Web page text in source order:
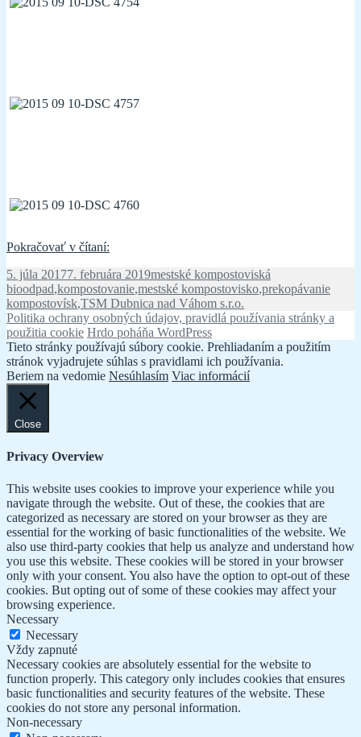
Pokračovať v čítaní:
Publikované
5. júla 20177. februára 2019Kategórie
mestské kompostoviská
bioodpad,kompostovanie,mestské kompostovisko,prekopávanie
kompostovísk,TSM Dubnica nad Váhom s.r.o.
Politika ochrany osobných údajov, pravidlá používania stránky a
použitia cookie Hrdo poháňa WordPress
Tieto stránky používajú súbory cookie. Prehliadaním a použitím
stránok vyjadrujete súhlas s pravidlami ich používania.
Beriem na vedomie Nesúhlasím Viac informácií
Close
Privacy Overview
This website uses cookies to improve your experience while you
navigate through the website. Out of these, the cookies that are
categorized as necessary are stored on your browser as they are
essential for the working of basic functionalities of the website. We
also use third-party cookies that help us analyze and understand how
you use this website. These cookies will be stored in your browser
only with your consent. You also have the option to opt-out of these
cookies. But opting out of some of these cookies may affect your
browsing experience.
Necessary
Necessary
Vždy zapnuté
Necessary cookies are absolutely essential for the website to
function properly. This category only includes cookies that ensures
basic functionalities and security features of the website. These
cookies do not store any personal information.
Non-necessary